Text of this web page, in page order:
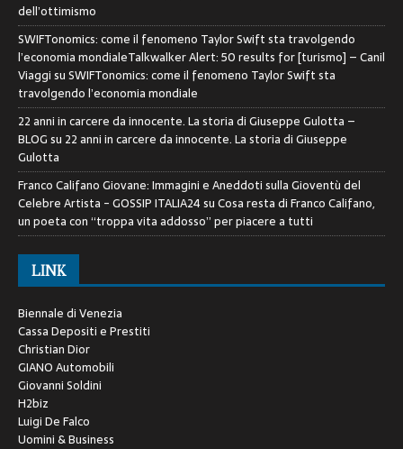
dell’ottimismo
SWIFTonomics: come il fenomeno Taylor Swift sta travolgendo
l’economia mondialeTalkwalker Alert: 50 results for [turismo] – Canil
ViaggisuSWIFTonomics: come il fenomeno Taylor Swift sta
travolgendo l’economia mondiale
22 anni in carcere da innocente. La storia di Giuseppe Gulotta –
BLOGsu 22 anni in carcere da innocente. La storia di Giuseppe
Gulotta
Franco Califano Giovane: Immagini e Aneddoti sulla Gioventù del
Celebre Artista - GOSSIP ITALIA24suCosa resta di Franco Califano,
un poeta con “troppa vita addosso” per piacere a tutti
LINK
Biennale di Venezia
Cassa Depositi e Prestiti
Christian Dior
GIANO Automobili
Giovanni Soldini
H2biz
Luigi De Falco
Uomini & Business